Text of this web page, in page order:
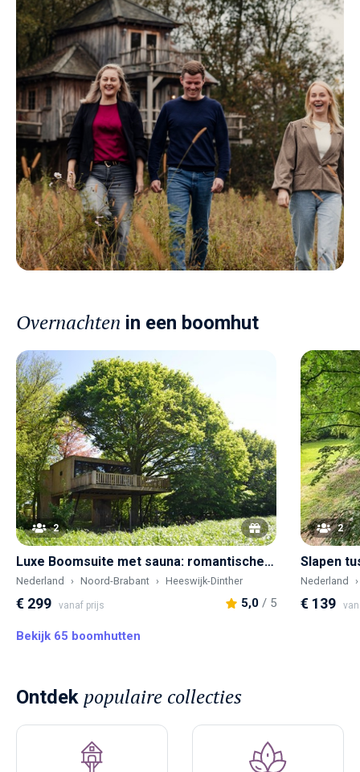
Overnachten in een boomhut
2
Luxe Boomsuite met sauna: romantische hideaway tussen de bomen
Nederland Noord-Brabant Heeswijk-Dinther
€ 299 vanaf prijs 5,0 / 5
2
Nederland
€ 139
Bekijk 65 boomhutten
Ontdek populaire collecties